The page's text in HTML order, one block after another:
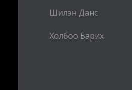
Шилэн Данс
Холбоо Барих